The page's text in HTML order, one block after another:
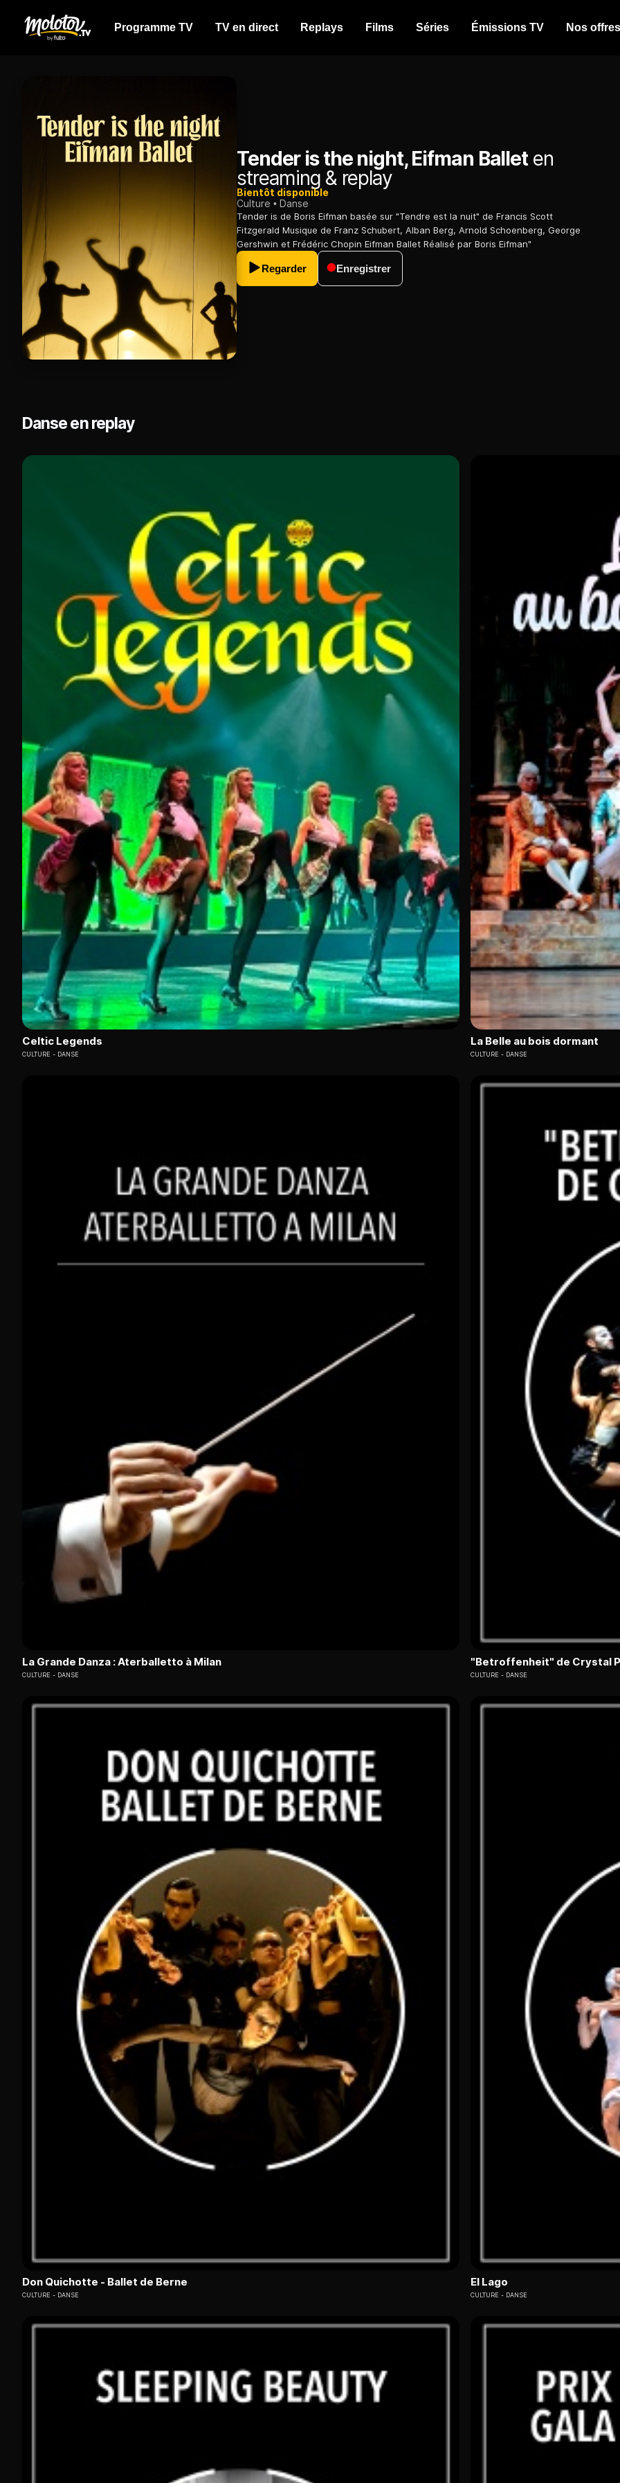
Programme TV TV en direct Replays Films Séries Émissions TV Nos offres
Tender is the night, Eifman Balleten
streaming & replay
Bientôt disponible
Culture
Danse
Tender is de Boris Eifman basée sur "Tendre est la nuit" de Francis Scott
Fitzgerald Musique de Franz Schubert, Alban Berg, Arnold Schoenberg, George
Gershwin et Frédéric Chopin Eifman Ballet Réalisé par Boris Eifman"
Regarder Enregistrer
Danse en replay
Celtic Legends
CULTURE DANSE
La Belle au bois dormant
CULTURE DANSE
La Grande Danza : Aterballetto à Milan
CULTURE DANSE
"Betroffenheit" de Crystal
CULTURE DANSE
Don Quichotte - Ballet de Berne
CULTURE DANSE
El Lago
CULTURE DANSE